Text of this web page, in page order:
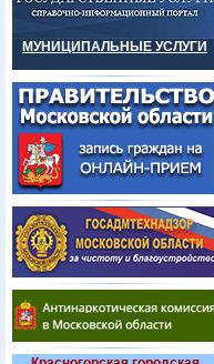
МУНИЦИПАЛЬНЫЕ УСЛУГИ